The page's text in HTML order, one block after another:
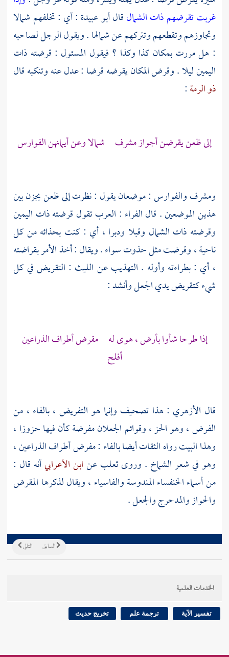
غربت تقرضهم ذات الشمالقالأبو عبيدة : أي : تخلفهم شمالا
وتجاوزهم وتقطعهم وتتركهم عن شمالها . ويقول الرجل لصاحبه
: هل مررت بمكان كذا وكذا ؟ فيقول المسئول : قرضته ذات
اليمين ليلا . وقرض المكان يقرضه قرضا : عدل عنه وتنكبه قال
ذو الرمة:
إلى ظعن يقرضن أجواز مشرف شمالا وعن أيمانهن الفوارس
ومشرف والفوارس : موضعان يقول : نظرت إلى ظعن يجزن بين
هذين الموضعين . قالالفراء : العرب تقول قرضته ذات اليمين
وقرضته ذات الشمال وقبلا ودبرا ، أي : كنت بحذائه من كل
ناحية ، وقرضت مثل حذوت سواء . ويقال : أخذ الأمر بقراضته
، أي : بطراءته وأوله . التهذيب عن الليث : التقريض في كل
شيء كتقريض يدي الجعل وأنشد :
إذا طرحا شأوا بأرض ، هوى له مقرض أطراف الذراعين
أفلح
قال الأزهري : هذا تصحيف وإنما هو التفريض ، بالفاء ، من
الفرض ، وهو الحز ، وقوائم الجعلان مفرضة كأن فيها حزوزا ،
وهذا البيت رواه الثقات أيضا بالفاء : مفرض أطراف الذراعين ،
وهو في شعرالشماخ . وروىثعلبعنابن الأعرابيأنه قال :
من أسماء الخنفساء المندوسة والفاسياء ، ويقال لذكرها المقرض
والحواز والمدحرج والجعل .
التالي السابق
الخدمات العلمية
تفسير الآية ترجمة علم تخريج حديث